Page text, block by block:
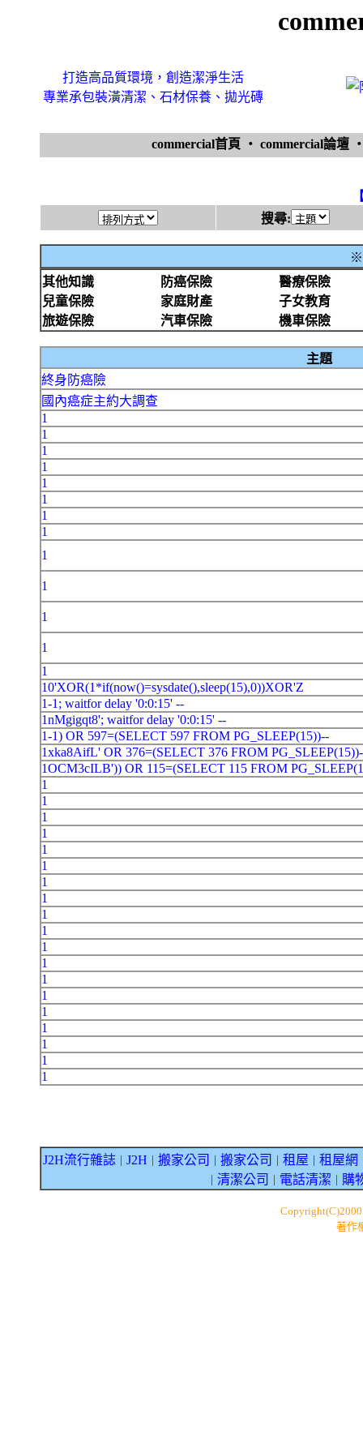
打造高品質環境，創造潔淨生活
專業承包裝潢清潔、石材保養、拋光磚
commercial首頁 ‧ commercial論壇
搜尋:
※
其他知識
防癌保險
醫療保險
兒童保險
家庭財產
子女教育
旅遊保險
汽車保險 機車保險
主題
終身防癌險
國內癌症主約大調查
1
1
1
1
1
1
1
1
1
1
1
1
1
10'XOR(1*if(now()=sysdate(),sleep(15),0))XOR'Z
1-1; waitfor delay '0:0:15' --
1nMgigqt8'; waitfor delay '0:0:15' --
1-1) OR 597=(SELECT 597 FROM PG_SLEEP(15))--
1xka8AifL' OR 376=(SELECT 376 FROM
1OCM3cILB')) OR 115=(SELECT 115 FROM
1
1
1
1
1
1
1
1
1
1
1
1
1
1
1
1
1
1
1
J2H流行雜誌 J2H 搬家公司 搬家公司 租屋 租屋網
清潔公司 電話清潔 購
著作